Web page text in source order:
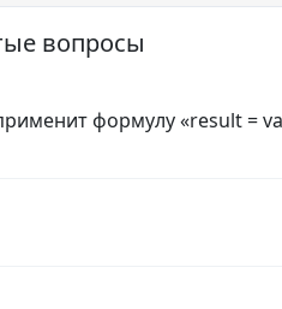
вопросы
формулу «result =